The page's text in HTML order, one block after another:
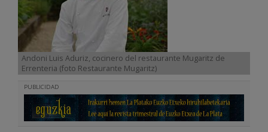
Andoni Luis Aduriz, cocinero del restaurante Mugaritz de
Errenteria (foto Restaurante Mugaritz)
PUBLICIDAD